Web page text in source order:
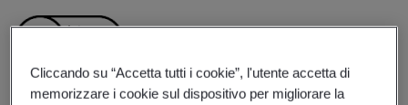
Cliccando su “Accetta tutti i cookie”, l'utente accetta di
memorizzare i cookie sul dispositivo per migliorare la